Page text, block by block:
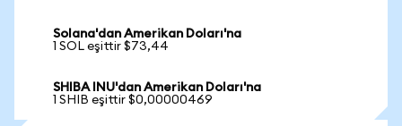
Solana'dan Amerikan Doları'na
1 SOL eşittir $73,44
SHIBA INU'dan Amerikan Doları'na
1 SHIB eşittir $0,00000469